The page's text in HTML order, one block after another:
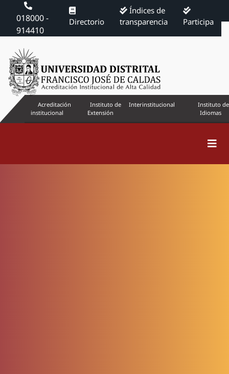
018000 -
914410
Directorio
Índices de
transparencia
Participa
Acreditación
institucional
Instituto de
Extensión
Interinstitucional
Instituto de
Idiomas